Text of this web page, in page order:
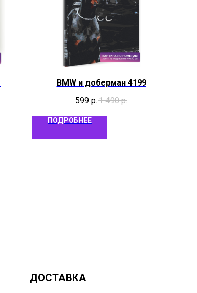
BMW и доберман 4199
599 р. 1 490 р.
ПОДРОБНЕЕ
ДОСТАВКА